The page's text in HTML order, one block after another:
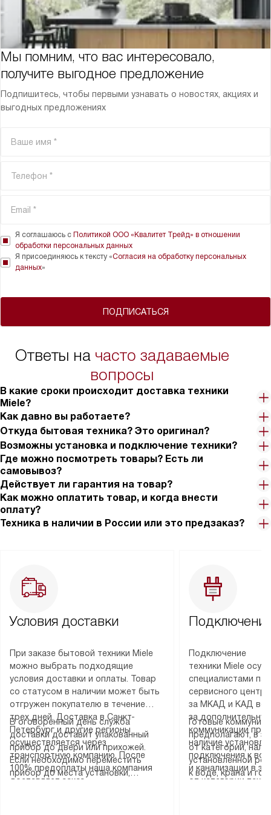
Мы помним, что вас интересовало,
получите выгодное предложение
Подпишитесь, чтобы первыми узнавать о новостях, акциях и
выгодных предложениях
ПОДПИСАТЬСЯ
Я соглашаюсь с Политикой ООО «Квалитет Трейд» в отношении
обработки персональных данных
Я присоединяюсь к тексту «Согласия на обработку персональных
данных»
Ответы на часто задаваемые
вопросы
В какие сроки происходит доставка техники
Miele?
Как давно вы работаете?
Откуда бытовая техника? Это оригинал?
Возможны установка и подключение техники?
Где можно посмотреть товары? Есть ли
самовывоз?
Действует ли гарантия на товар?
Как можно оплатить товар, и когда внести
оплату?
Техника в наличии в России или это предзаказ?
Условия доставки
При заказе бытовой техники Miele
можно выбрать подходящие
условия доставки и оплаты. Товар
со статусом в наличии может быть
отгружен покупателю в течение
трех дней. Доставка в Санкт-
Петербург и другие регионы
осуществляется через
транспортную компанию. После
100% предоплаты наша компания
доставляет заказ
В оговоренный день служба
доставки доставит упакованный
прибор до двери или прихожей.
Если необходимо переместить
прибор до места установки,
Подключение
техники Miele
специалистами
сервисного
за МКАД и КАД
за
коммуникации
наличие
подключения к
и канализации в
от категории
Готовые
предполагают, в
от категории,
установленной
к воде, крана и